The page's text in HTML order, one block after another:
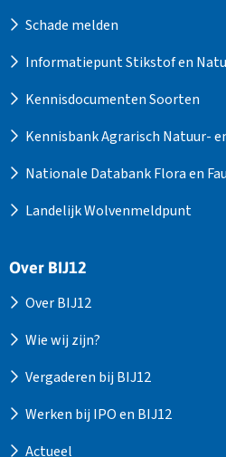
Schade melden
Informatiepunt Stikstof en
Kennisdocumenten Soorten
Kennisbank Agrarisch Natuur-
Nationale Databank Flora en
Landelijk Wolvenmeldpunt
Over BIJ12
Over BIJ12
Wie wij zijn?
Vergaderen bij BIJ12
Werken bij IPO en BIJ12
Actueel